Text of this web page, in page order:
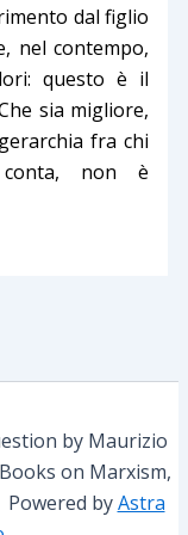
dal figlio
nel contempo,
questo è il
sia migliore,
fra chi
non è
by Maurizio
on Marxism,
byAstra